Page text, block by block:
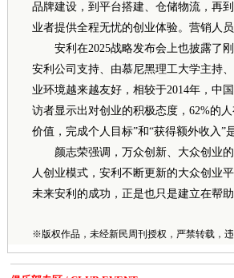
品牌建设，到平台搭建、仓储物流，再
业者提供全程无忧的创业体验。营销人
安利在2025战略发布会上也披露了刚
安利公司支持、由慕尼黑理工大学主持
业环境越来越友好，相较于2014年，中
访者显示出对创业的积极态度，62%的
价值，完成个人目标”和“获得额外收入”
颜志荣强调，万众创新、大众创业的
人创业模式，安利不断更新的大众创业
未来安利的成功，正是也只是建立在帮
※版权作品，未经新民周刊授权，严禁转载，违